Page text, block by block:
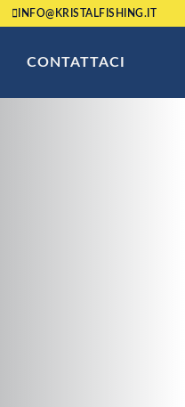
INFO@KRISTALFISHING.IT
CONTATTACI